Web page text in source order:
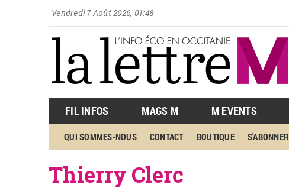
Vendredi 7 Août 2026, 01:48
FIL INFOS MAGS M M EVENTS
QUI SOMMES-NOUS CONTACT BOUTIQUE S'ABONNER
Thierry Clerc